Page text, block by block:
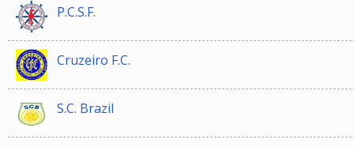
P.C.S.F.
Cruzeiro F.C.
S.C. Brazil